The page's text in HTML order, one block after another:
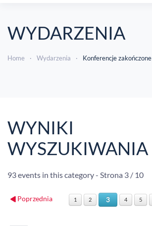
WYDARZENIA
Home Wydarzenia Konferencje zakończone
WYNIKI
WYSZUKIWANIA
93 events in this category- Strona 3 / 10
Poprzednia 1 2 3 4 5